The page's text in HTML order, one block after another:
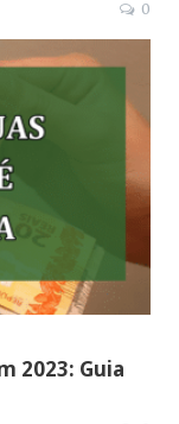
0
2023: Guia